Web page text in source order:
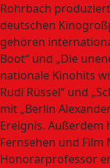
Rohrbach
deutschen
gehören
Boot“ und „Die
nationale Kinohits
Rudi Rüssel“ und
mit „Berlin
Ereignis. Außerdem
Fernsehen und
Honorarprofessor